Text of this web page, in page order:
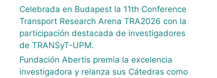
Celebrada en Budapest la 11th Conference
Transport Research Arena TRA2026 con la
participación destacada de investigadores
de TRANSyT-UPM.
Fundación Abertis premia la excelencia
investigadora y relanza sus Cátedras como